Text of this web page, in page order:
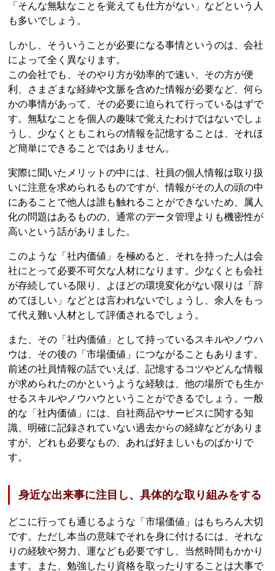
「そんな無駄なことを覚えても仕方がない」などという人
も多いでしょう。
しかし、そういうことが必要になる事情というのは、会社
によって全く異なります。
この会社でも、そのやり方が効率的で速い、その方が便
利、さまざまな経緯や文脈を含めた情報が必要など、何ら
かの事情があって、その必要に迫られて行っているはずで
す。無駄なことを個人の趣味で覚えたわけではないでしょ
うし、少なくともこれらの情報を記憶することは、それほ
ど簡単にできることではありません。
実際に聞いたメリットの中には、社員の個人情報は取り扱
いに注意を求められるものですが、情報がその人の頭の中
にあることで他人は誰も触れることができないため、属人
化の問題はあるものの、通常のデータ管理よりも機密性が
高いという話がありました。
このような「社内価値」を極めると、それを持った人は会
社にとって必要不可欠な人材になります。少なくとも会社
が存続している限り、よほどの環境変化がない限りは「辞
めてほしい」などとは言われないでしょうし、余人をもっ
て代え難い人材として評価されるでしょう。
また、その「社内価値」として持っているスキルやノウハ
ウは、その後の「市場価値」につながることもあります。
前述の社員情報の話でいえば、記憶するコツやどんな情報
が求められたのかというような経験は、他の場所でも生か
せるスキルやノウハウということができるでしょう。一般
的な「社内価値」には、自社商品やサービスに関する知
識、明確に記録されていない過去からの経緯などがありま
すが、どれも必要なもの、あれば好ましいものばかりで
す。
身近な出来事に注目し、具体的な取り組みをする
どこに行っても通じるような「市場価値」はもちろん大切
です。ただし本当の意味でそれを身に付けるには、それな
りの経験や努力、運なども必要ですし、当然時間もかかり
ます。また、勉強したり資格を取ったりすることは大事で